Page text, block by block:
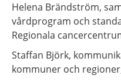
Helena Brändström,
vårdprogram och
Regionala
Staffan Björk,
kommuner och